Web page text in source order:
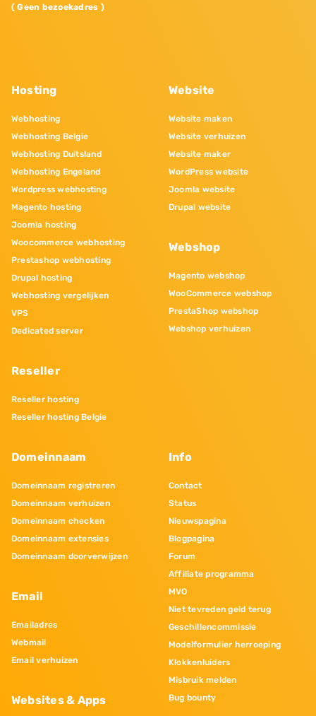
( Geen bezoekadres )
Hosting
Webhosting
Webhosting Belgie
Webhosting Duitsland
Webhosting Engeland
Wordpress webhosting
Magento hosting
Joomla hosting
Woocommerce webhosting
Prestashop webhosting
Drupal hosting
Webhosting vergelijken
VPS
Dedicated server
Reseller
Reseller hosting
Reseller hosting Belgie
Website
Website maken
Website verhuizen
Website maker
WordPress website
Joomla website
Drupal website
Webshop
Magento webshop
WooCommerce webshop
PrestaShop webshop
Webshop verhuizen
Domeinnaam
Domeinnaam registreren
Domeinnaam verhuizen
Domeinnaam checken
Domeinnaam extensies
Domeinnaam doorverwijzen
Email
Emailadres
Webmail
Email verhuizen
Websites & Apps
Info
Contact
Status
Nieuwspagina
Blogpagina
Forum
Affiliate programma
MVO
Niet tevreden geld terug
Geschillencommissie
Modelformulier herroeping
Klokkenluiders
Misbruik melden
Bug bounty